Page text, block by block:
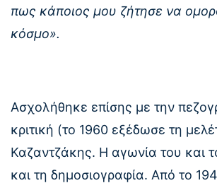
πως κάποιος μου ζήτησε να
κόσμο».
Ασχολήθηκε επίσης με την
κριτική (το 1960 εξέδωσε τη
Καζαντζάκης. Η αγωνία του και
και τη δημοσιογραφία. Από το